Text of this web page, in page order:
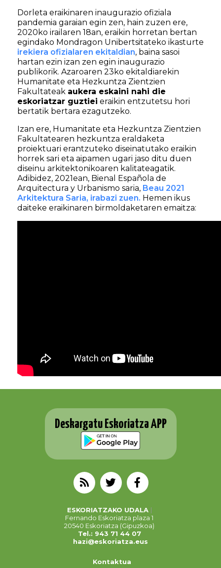
Dorleta eraikinaren inaugurazio ofiziala
pandemia garaian egin zen, hain zuzen ere,
2020ko irailaren 18an, eraikin horretan bertan
egindako Mondragon Unibertsitateko ikasturte
irekiera ofizialaren ekitaldian, baina sasoi
hartan ezin izan zen egin inaugurazio
publikorik. Azaroaren 23ko ekitaldiarekin
Humanitate eta Hezkuntza Zientzien
Fakultateak aukera eskaini nahi die
eskoriatzar guztiei eraikin entzutetsu hori
bertatik bertara ezagutzeko.
Izan ere, Humanitate eta Hezkuntza Zientzien
Fakultatearen hezkuntza eraldaketa
proiektuari erantzuteko diseinatutako eraikin
horrek sari eta aipamen ugari jaso ditu duen
diseinu arkitektonikoaren kalitateagatik.
Adibidez, 2021ean, Bienal Española de
Arquitectura y Urbanismo saria, Beau 2021
Arkitektura Saria, irabazi zuen. Hemen ikus
daiteke eraikinaren birmoldaketaren emaitza:
Deskargatu Eskoriatza APP
ESKORIATZAKO UDALA
Fernando Eskoriatza plaza 1
20540 Eskoriatza (Gipuzkoa)
Tel.: 943 71 44 07
hazi@eskoriatza.eus
Kontaktua